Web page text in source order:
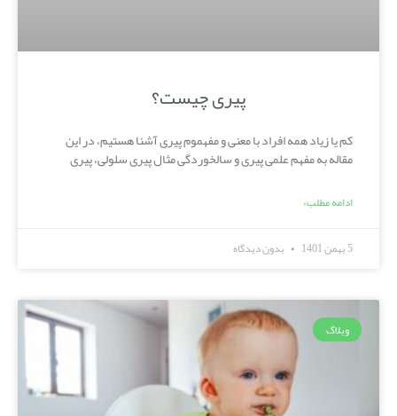
پیری چیست؟
کم یا زیاد همه افراد با معنی و مفهموم پیری آشنا هستیم، در این
مقاله به مفهم علمی پیری و سالخوردگی مثال پیری سلولی، پیری
ادامه مطلب»
5 بهمن 1401 بدون دیدگاه
وبلاگ